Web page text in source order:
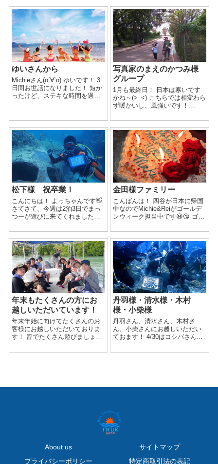
ゆいさんから
Michieさん(о´∀`о) ゆいです！ 3
日間お世話になりました！ 短か
ったけど、ステキな時間を過ご
田 有以 ゆいさん。...
写真家のまえのかつみ様
グループ
1月も最終日！ 日本は寒いです
かね～(>_<) こちらでは相変わら
ず暖かいし、風強いです！
す！ 今週は写真家のまえのかつ
みさんと 写真教室の生徒の方々
が遊びに来てくださってまし...
松下様 祝卒業！
こんにちは！ よっちゃんです👋
さてさて、今週は2泊3日でまっ
つーが遊びに来てくれました！
す！👨🏻‍🎓 JEEP島に...
金田様ファミリー
こんばんは！ 四谷が日本に帰国
中なのでMichie&Reiがゴールデ
ンウィーク担当中です😃😘 ゴー
両親と家族旅行で金田様ファミ
リーにお越しいただきました。
...
年末もたくさんの方にお
越しいただいています！
年末年始に向けてたくさんのお
客様にお越しいただいておりま
す！ 皆でたくさん遊びましょ
丹羽様・清水様・木村
様・小柴様
丹羽さん、清水さん、木村さ
ん、小柴さんにお越しいただい
ておます！ 4/30はコシバさんの
き500本目は富士川丸に🚢 皆で
About us
サイトマップ
プライバシーポリシー
特定商取引法の表記